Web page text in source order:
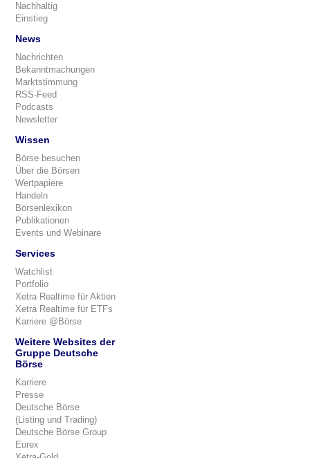
Nachhaltig
Einstieg
News
Nachrichten
Bekanntmachungen
Marktstimmung
RSS-Feed
Podcasts
Newsletter
Wissen
Börse besuchen
Über die Börsen
Wertpapiere
Handeln
Börsenlexikon
Publikationen
Events und Webinare
Services
Watchlist
Portfolio
Xetra Realtime für Aktien
Xetra Realtime für ETFs
Karriere @Börse
Weitere Websites der
Gruppe Deutsche
Börse
Karriere
Presse
Deutsche Börse
(Listing und Trading)
Deutsche Börse Group
Eurex